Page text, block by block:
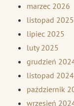
marzec 2026
listopad 2025
lipiec 2025
luty 2025
grudzień
listopad 2024
październik
wrzesień